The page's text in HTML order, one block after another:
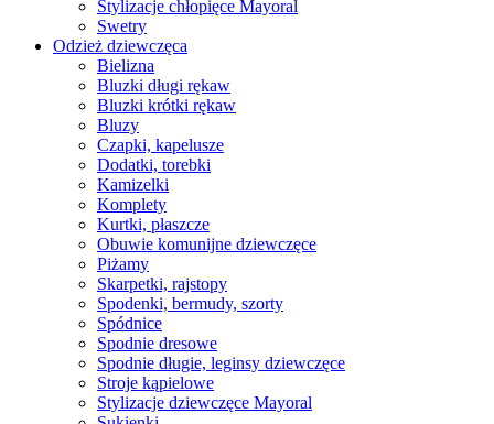
Stylizacje chłopięce Mayoral
Swetry
Odzież dziewczęca
Bielizna
Bluzki długi rękaw
Bluzki krótki rękaw
Bluzy
Czapki, kapelusze
Dodatki, torebki
Kamizelki
Komplety
Kurtki, płaszcze
Obuwie komunijne dziewczęce
Piżamy
Skarpetki, rajstopy
Spodenki, bermudy, szorty
Spódnice
Spodnie dresowe
Spodnie długie, leginsy dziewczęce
Stroje kąpielowe
Stylizacje dziewczęce Mayoral